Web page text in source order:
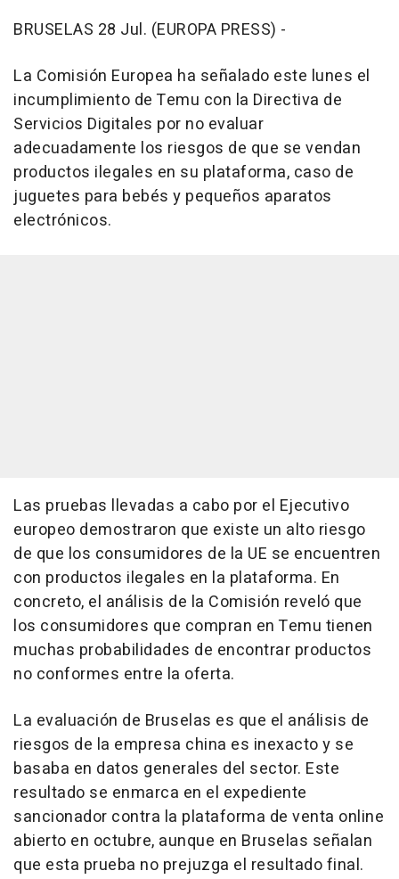
BRUSELAS 28 Jul. (EUROPA PRESS) -
La Comisión Europea ha señalado este lunes el
incumplimiento de Temu con la Directiva de
Servicios Digitales por no evaluar
adecuadamente los riesgos de que se vendan
productos ilegales en su plataforma, caso de
juguetes para bebés y pequeños aparatos
electrónicos.
Las pruebas llevadas a cabo por el Ejecutivo
europeo demostraron que existe un alto riesgo
de que los consumidores de la UE se encuentren
con productos ilegales en la plataforma. En
concreto, el análisis de la Comisión reveló que
los consumidores que compran en Temu tienen
muchas probabilidades de encontrar productos
no conformes entre la oferta.
La evaluación de Bruselas es que el análisis de
riesgos de la empresa china es inexacto y se
basaba en datos generales del sector. Este
resultado se enmarca en el expediente
sancionador contra la plataforma de venta online
abierto en octubre, aunque en Bruselas señalan
que esta prueba no prejuzga el resultado final.